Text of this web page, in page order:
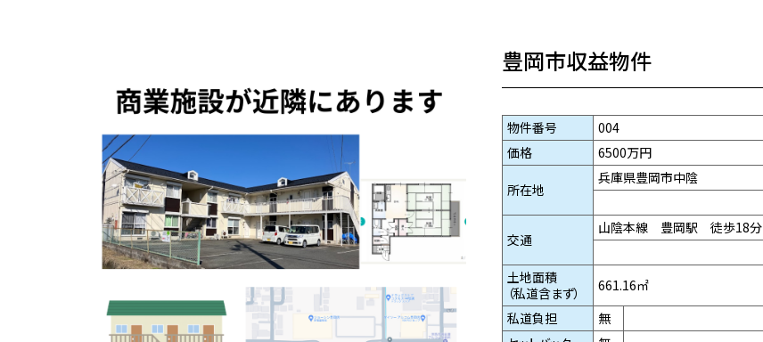
豊岡市収益物件
物件番号 004
価格
6500万円
所在地
兵庫県豊岡市中陰
交通
山陰本線 豊岡駅 徒歩18分
土地面積
（私道含まず）
661.16㎡
私道負担
無